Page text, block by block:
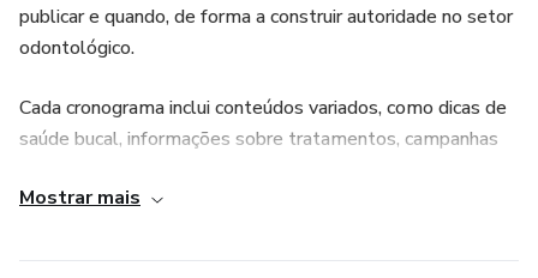
publicar e quando, de forma a construir autoridade no setor
odontológico.
Cada cronograma inclui conteúdos variados, como dicas de
saúde bucal, informações sobre tratamentos, campanhas
como enquetes e caixas de perguntas.
O objetivo é ajudar os dentistas a se conectarem com seu
Mostrar mais